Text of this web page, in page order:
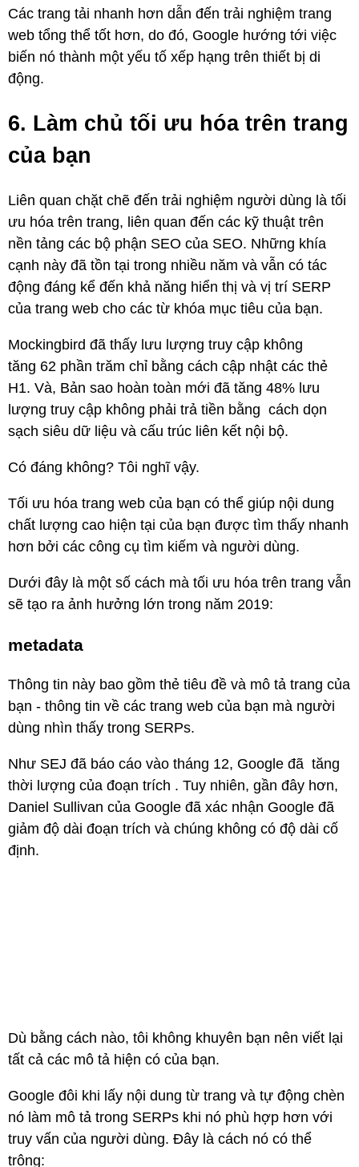
Các trang tải nhanh hơn dẫn đến trải nghiệm trang
web tổng thể tốt hơn, do đó, Google hướng tới việc
biến nó thành một yếu tố xếp hạng trên thiết bị di
động.
6. Làm chủ tối ưu hóa trên trang
của bạn
Liên quan chặt chẽ đến trải nghiệm người dùng là tối
ưu hóa trên trang, liên quan đến các kỹ thuật trên
nền tảng các bộ phận SEO của SEO. Những khía
cạnh này đã tồn tại trong nhiều năm và vẫn có tác
động đáng kể đến khả năng hiển thị và vị trí SERP
của trang web cho các từ khóa mục tiêu của bạn.
Mockingbird đã thấy lưu lượng truy cập không
tăng 62 phần trăm chỉ bằng cách cập nhật các thẻ
H1. Và, Bản sao hoàn toàn mới đã tăng 48% lưu
lượng truy cập không phải trả tiền bằng cách dọn
sạch siêu dữ liệu và cấu trúc liên kết nội bộ.
Có đáng không? Tôi nghĩ vậy.
Tối ưu hóa trang web của bạn có thể giúp nội dung
chất lượng cao hiện tại của bạn được tìm thấy nhanh
hơn bởi các công cụ tìm kiếm và người dùng.
Dưới đây là một số cách mà tối ưu hóa trên trang vẫn
sẽ tạo ra ảnh hưởng lớn trong năm 2019:
metadata
Thông tin này bao gồm thẻ tiêu đề và mô tả trang của
bạn - thông tin về các trang web của bạn mà người
dùng nhìn thấy trong SERPs.
Như SEJ đã báo cáo vào tháng 12, Google đã tăng
thời lượng của đoạn trích . Tuy nhiên, gần đây hơn,
Daniel Sullivan của Google đã xác nhận Google đã
giảm độ dài đoạn trích và chúng không có độ dài cố
định.
Dù bằng cách nào, tôi không khuyên bạn nên viết lại
tất cả các mô tả hiện có của bạn.
Google đôi khi lấy nội dung từ trang và tự động chèn
nó làm mô tả trong SERPs khi nó phù hợp hơn với
truy vấn của người dùng. Đây là cách nó có thể
trông: